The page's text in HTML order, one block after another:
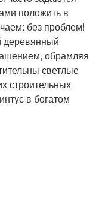
положить в
без проблем!
деревянный
обрамляя
светлые
строительных
в богатом